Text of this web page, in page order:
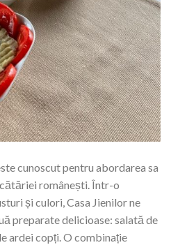
cunoscut pentru abordarea sa
românești. Într-o
și culori, Casa Jienilor ne
preparate delicioase: salată de
ardei copți. O combinație